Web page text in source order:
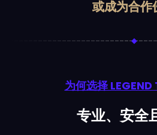
或成为合作
为何选择 LEGEND
专业、安全